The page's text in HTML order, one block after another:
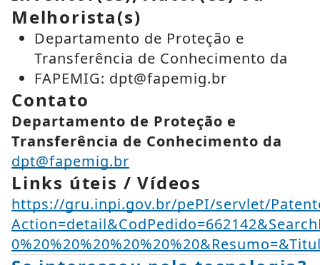
Melhorista(s)
Departamento de Proteção e
Transferência de Conhecimento da
FAPEMIG: dpt@fapemig.br
Contato
Departamento de Proteção e
Transferência de Conhecimento da
dpt@fapemig.br
Links úteis / Vídeos
https://gru.inpi.gov.br/pePI/servlet/